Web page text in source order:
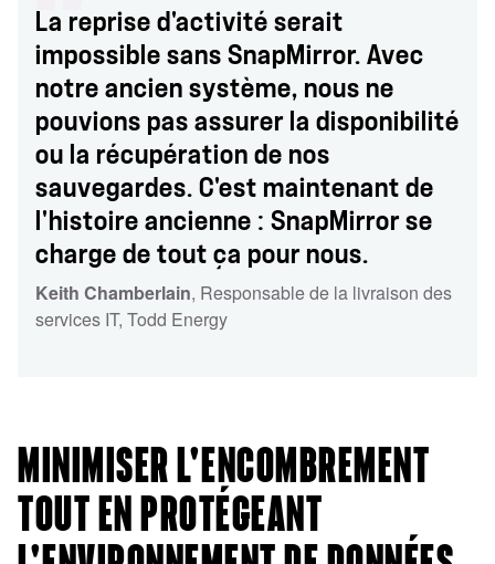
La reprise d'activité serait
impossible sans SnapMirror. Avec
notre ancien système, nous ne
pouvions pas assurer la disponibilité
ou la récupération de nos
sauvegardes. C'est maintenant de
l'histoire ancienne : SnapMirror se
charge de tout ça pour nous.
Keith Chamberlain, Responsable de la livraison des
services IT, Todd Energy
MINIMISER L'ENCOMBREMENT
TOUT EN PROTÉGEANT